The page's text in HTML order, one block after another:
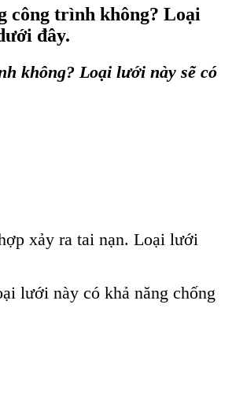
công trình không? Loại
đây.
không? Loại lưới này sẽ có
xảy ra tai nạn. Loại lưới
lưới này có khả năng chống